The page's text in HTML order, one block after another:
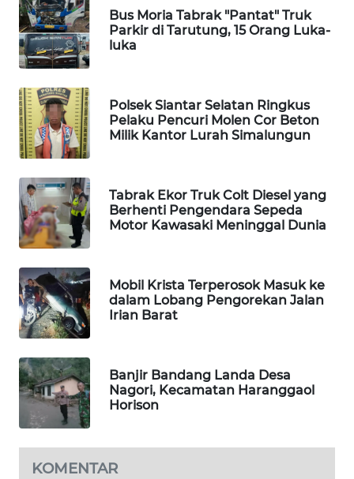
Bus Moria Tabrak "Pantat" Truk
Parkir di Tarutung, 15 Orang Luka-
luka
Polsek Siantar Selatan Ringkus
Pelaku Pencuri Molen Cor Beton
Milik Kantor Lurah Simalungun
Tabrak Ekor Truk Colt Diesel yang
Berhenti Pengendara Sepeda
Motor Kawasaki Meninggal Dunia
Mobil Krista Terperosok Masuk ke
dalam Lobang Pengorekan Jalan
Irian Barat
Banjir Bandang Landa Desa
Nagori, Kecamatan Haranggaol
Horison
KOMENTAR
SIBARAGAS
NEWS
METRO
SIANTAR
NEWS
METRO
MEDAN
NEWS
METRO
NEWS
KRT
NEWS
KARING
NEWS
JURNAL
MARITIM